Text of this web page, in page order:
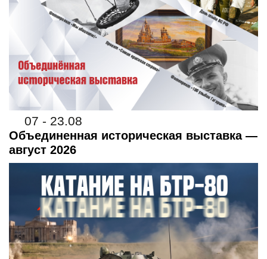
07 - 23.08
Объединенная историческая выставка —
август 2026